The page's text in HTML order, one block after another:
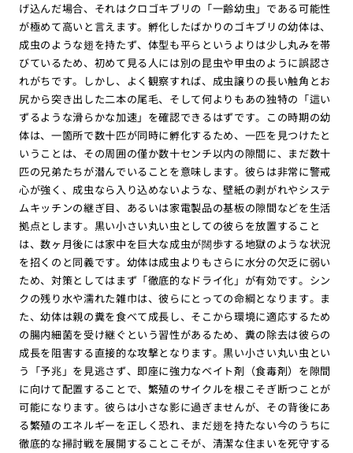
げ込んだ場合、それはクロゴキブリの「一齢幼虫」である可能性
が極めて高いと言えます。孵化したばかりのゴキブリの幼体は、
成虫のような翅を持たず、体型も平らというよりは少し丸みを帯
びているため、初めて見る人には別の昆虫や甲虫のように誤認さ
れがちです。しかし、よく観察すれば、成虫譲りの長い触角とお
尻から突き出した二本の尾毛、そして何よりもあの独特の「這い
ずるような滑らかな加速」を確認できるはずです。この時期の幼
体は、一箇所で数十匹が同時に孵化するため、一匹を見つけたと
いうことは、その周囲の僅か数十センチ以内の隙間に、まだ数十
匹の兄弟たちが潜んでいることを意味します。彼らは非常に警戒
心が強く、成虫なら入り込めないような、壁紙の剥がれやシステ
ムキッチンの継ぎ目、あるいは家電製品の基板の隙間などを生活
拠点とします。黒い小さい丸い虫としての彼らを放置すること
は、数ヶ月後には家中を巨大な成虫が闊歩する地獄のような状況
を招くのと同義です。幼体は成虫よりもさらに水分の欠乏に弱い
ため、対策としてはまず「徹底的なドライ化」が有効です。シン
クの残り水や濡れた雑巾は、彼らにとっての命綱となります。ま
た、幼体は親の糞を食べて成長し、そこから環境に適応するため
の腸内細菌を受け継ぐという習性があるため、糞の除去は彼らの
成長を阻害する直接的な攻撃となります。黒い小さい丸い虫とい
う「予兆」を見逃さず、即座に強力なベイト剤（食毒剤）を隙間
に向けて配置することで、繁殖のサイクルを根こそぎ断つことが
可能になります。彼らは小さな影に過ぎませんが、その背後にあ
る繁殖のエネルギーを正しく恐れ、まだ翅を持たない今のうちに
徹底的な掃討戦を展開することこそが、清潔な住まいを死守する